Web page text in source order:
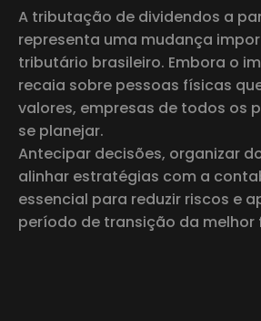
A tributação de dividendos a
representa uma mudança
tributário brasileiro. Embora o
recaia sobre pessoas físicas
valores, empresas de todos os
se planejar.
Antecipar decisões, organizar
alinhar estratégias com a
essencial para reduzir riscos e
período de transição da melhor